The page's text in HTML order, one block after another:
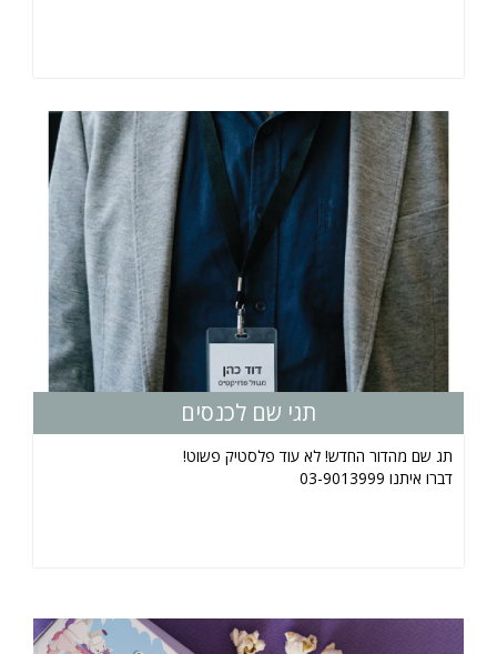
תגי שם לכנסים
תג שם מהדור החדש! לא עוד פלסטיק פשוט!
דברו איתנו 03-9013999